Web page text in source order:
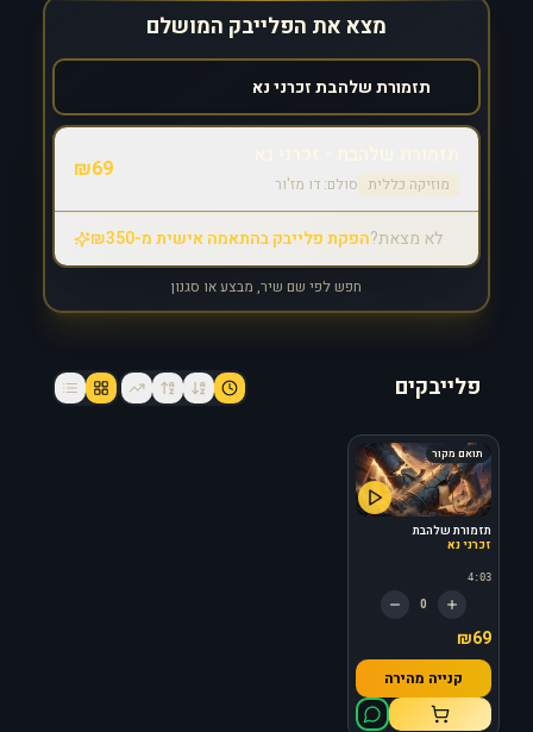
מצא את הפלייבק המושלם
מוזיקה כללית סולם: דו מז'ור
₪69
לא מצאת?הפקת פלייבק בהתאמה אישית מ-₪350
חפש לפי שם שיר, מבצע או סגנון
פלייבקים
תואם מקור
תזמורת שלהבת
זכרני נא
4:03
0
₪69
קנייה מהירה